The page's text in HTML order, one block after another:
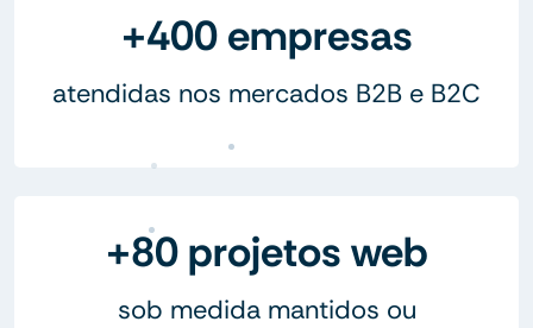
+400 empresas
atendidas nos mercados B2B e B2C
+80 projetos web
sob medida mantidos ou